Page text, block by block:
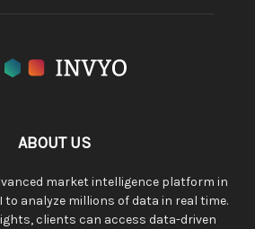
ABOUT US
market intelligence platform in
to analyze millions of data in real time.
clients can access data-driven